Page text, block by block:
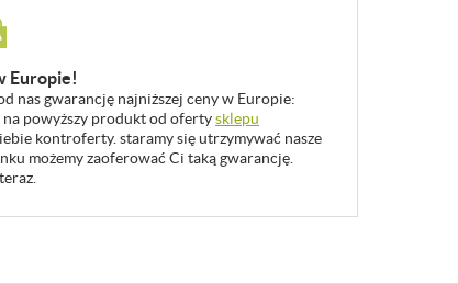
Europie!
nas gwarancję najniższej ceny w Europie:
na powyższy produkt od ofertysklepu
kontroferty. staramy się utrzymywać nasze
możemy zaoferować Ci taką gwarancję.